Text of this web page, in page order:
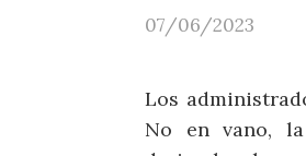
07/06/2023
Los
No en vano,